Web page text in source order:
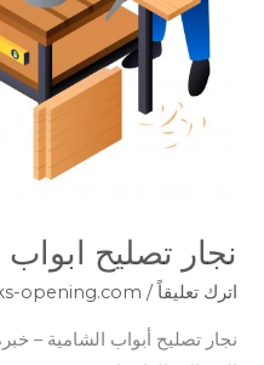
نجار تصليح ابواب
اترك تعليقاً /
opening.com